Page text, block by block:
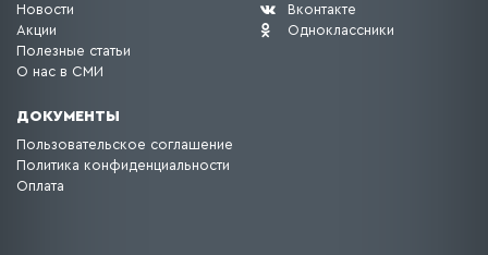
Новости
Акции
Полезные статьи
О нас в СМИ
Вконтакте
Одноклассники
ДОКУМЕНТЫ
Пользовательское соглашение
Политика конфиденциальности
Оплата